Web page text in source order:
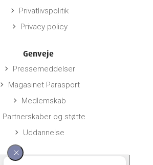
keyboard_arrow_right Privatlivspolitik
keyboard_arrow_right Privacy policy
Genveje
keyboard_arrow_right Pressemeddelser
keyboard_arrow_right Magasinet Parasport
keyboard_arrow_right Medlemskab
Partnerskaber og støtte
keyboard_arrow_right Uddannelse